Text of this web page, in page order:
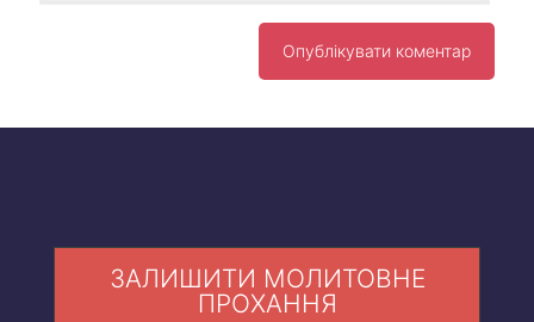
ЗАЛИШИТИ МОЛИТОВНЕ
ПРОХАННЯ